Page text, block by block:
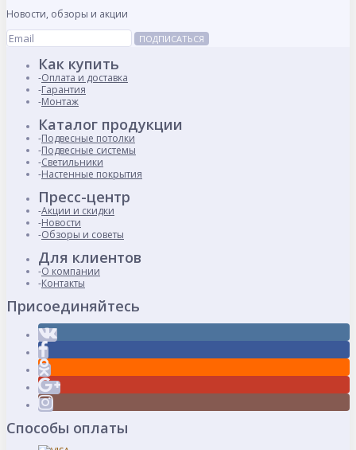
Новости, обзоры и акции
ПОДПИСАТЬСЯ
Как купить
Оплата и доставка
Гарантия
Монтаж
Каталог продукции
Подвесные потолки
Подвесные системы
Светильники
Настенные покрытия
Пресс-центр
Акции и скидки
Новости
Обзоры и советы
Для клиентов
О компании
Контакты
Присоединяйтесь
Способы оплаты